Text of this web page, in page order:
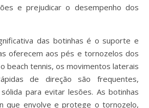
e prejudicar o desempenho dos
das botinhas é o suporte e
oferecem aos pés e tornozelos dos
beach tennis, os movimentos laterais
de direção são frequentes,
para evitar lesões. As botinhas
que envolve e protege o tornozelo,